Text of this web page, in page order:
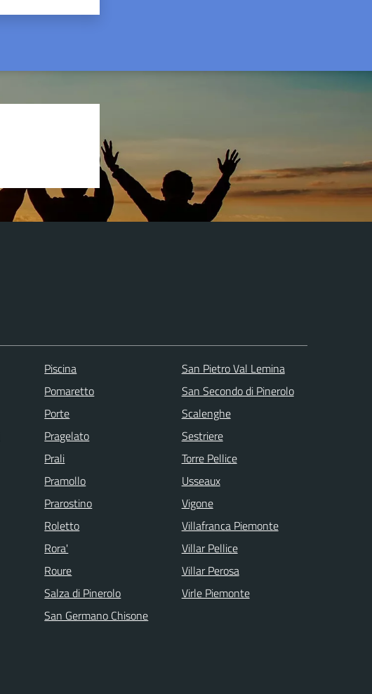
Piscina
Pomaretto
Porte
Pragelato
Prali
Pramollo
Prarostino
Roletto
Rora'
Roure
Salza di Pinerolo
San Germano Chisone
San Pietro Val Lemina
San Secondo di Pinerolo
Scalenghe
Sestriere
Torre Pellice
Usseaux
Vigone
Villafranca Piemonte
Villar Pellice
Villar Perosa
Virle Piemonte